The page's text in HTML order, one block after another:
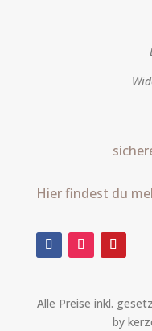
Hier findest du
Alle Preise inkl.
by